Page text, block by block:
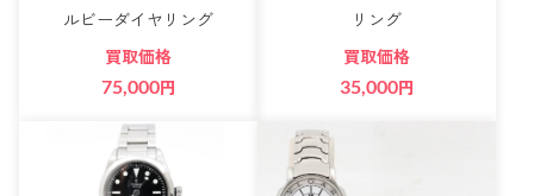
ルビーダイヤリング
買取価格
75,000円
リング
買取価格
35,000円